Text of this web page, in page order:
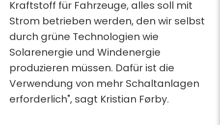
Kraftstoff für Fahrzeuge, alles soll mit
Strom betrieben werden, den wir selbst
durch grüne Technologien wie
Solarenergie und Windenergie
produzieren müssen. Dafür ist die
Verwendung von mehr Schaltanlagen
erforderlich", sagt Kristian Førby.